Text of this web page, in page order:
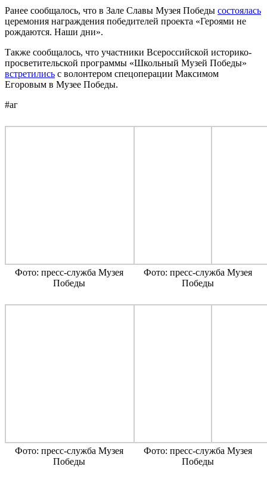
Ранее сообщалось, что в Зале Славы Музея Победы состоялась
церемония награждения победителей проекта «Героями не
рождаются. Наши дни».
Также сообщалось, что участники Всероссийской историко-
просветительской программы «Школьный Музей Победы»
встретились с волонтером спецоперации Максимом
Егоровым в Музее Победы.
#аг
Фото: пресс-служба Музея
Победы
Фото: пресс-служба Музея
Победы
Фото: пресс-служба Музея
Победы
Фото: пресс-служба Музея
Победы